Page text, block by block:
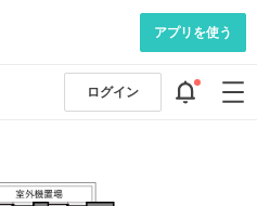
アプリを使う
ログイン